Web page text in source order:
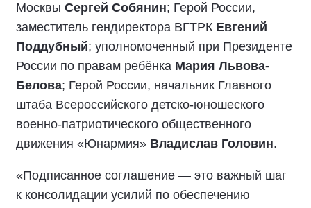
Москвы Сергей Собянин; Герой России,
заместитель гендиректора ВГТРК Евгений
Поддубный; уполномоченный при Президенте
России по правам ребёнка Мария Львова-
Белова; Герой России, начальник Главного
штаба Всероссийского детско-юношеского
военно-патриотического общественного
движения «Юнармия» Владислав Головин.
«Подписанное соглашение — это важный шаг
к консолидации усилий по обеспечению